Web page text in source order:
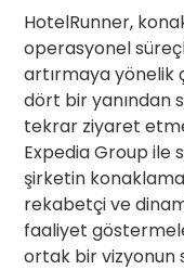
HotelRunner,
operasyonel
artırmaya yönelik
dört bir yanından
tekrar ziyaret
Expedia Group ile
şirketin
rekabetçi ve
faaliyet
ortak bir vizyonun